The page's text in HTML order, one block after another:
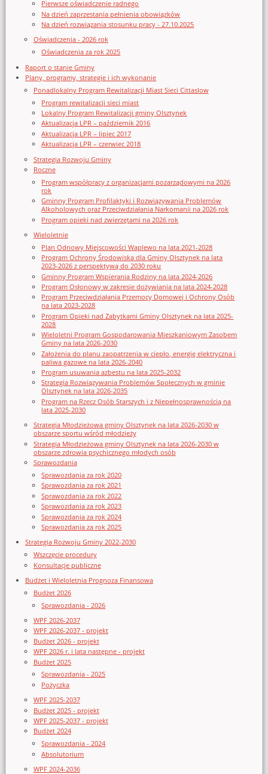
Pierwsze oświadczenie radnego
Na dzień zaprzestania pełnienia obowiązków
Na dzień rozwiązania stosunku pracy - 27.10.2025
Oświadczenia - 2026 rok
Oświadczenia za rok 2025
Raport o stanie Gminy
Plany, programy, strategie i ich wykonanie
Ponadlokalny Program Rewitalizacji Miast Sieci Cittaslow
Program rewitalizacji sieci miast
Lokalny Program Rewitalizacji gminy Olsztynek
Aktualizacja LPR – październik 2016
Aktualizacja LPR – lipiec 2017
Aktualizacja LPR – czerwiec 2018
Strategia Rozwoju Gminy
Roczne
Program współpracy z organizacjami pozarządowymi na 2026
rok
Gminny Program Profilaktyki i Rozwiązywania Problemów
Alkoholowych oraz Przeciwdziałania Narkomanii na 2026 rok
Program opieki nad zwierzętami na 2026 rok
Wieloletnie
Plan Odnowy Miejscowości Waplewo na lata 2021-2028
Program Ochrony Środowiska dla Gminy Olsztynek na lata
2023-2026 z perspektywą do 2030 roku
Gminny Program Wspierania Rodziny na lata 2024-2026
Program Osłonowy w zakresie dożywiania na lata 2024-2028
Program Przeciwdziałania Przemocy Domowej i Ochrony Osób
na lata 2023-2028
Program Opieki nad Zabytkami Gminy Olsztynek na lata 2025-
2028
Wieloletni Program Gospodarowania Mieszkaniowym Zasobem
Gminy na lata 2026-2030
Założenia do planu zaopatrzenia w ciepło, energię elektryczna i
paliwa gazowe na lata 2026-2040
Program usuwania azbestu na lata 2025-2032
Strategia Rozwiązywania Problemów Społecznych w gminie
Olsztynek na lata 2026-2035
Program na Rzecz Osób Starszych i z Niepełnosprawnością na
lata 2025-2030
Strategia Młodzieżowa gminy Olsztynek na lata 2026-2030 w
obszarze sportu wśród młodzieży
Strategia Młodzieżowa gminy Olsztynek na lata 2026-2030 w
obszarze zdrowia psychicznego młodych osób
Sprawozdania
Sprawozdania za rok 2020
Sprawozdania za rok 2021
Sprawozdania za rok 2022
Sprawozdania za rok 2023
Sprawozdania za rok 2024
Sprawozdania za rok 2025
Strategia Rozwoju Gminy 2022-2030
Wszczęcie procedury
Konsultacje publiczne
Budżet i Wieloletnia Prognoza Finansowa
Budżet 2026
Sprawozdania - 2026
WPF 2026-2037
WPF 2026-2037 - projekt
Budżet 2026 - projekt
WPF 2026 r. i lata następne - projekt
Budżet 2025
Sprawozdania - 2025
Pożyczka
WPF 2025-2037
Budżet 2025 - projekt
WPF 2025-2037 - projekt
Budżet 2024
Sprawozdania - 2024
Absolutorium
WPF 2024-2036